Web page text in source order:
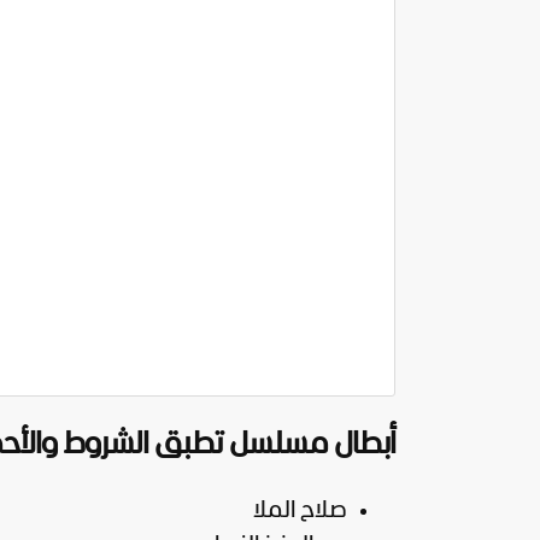
أبطال مسلسل تطبق الشروط
صلاح الملا